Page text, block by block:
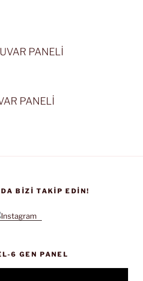
PANELİ
PANELİ
BIZI TAKIP EDIN!
6 GEN PANEL